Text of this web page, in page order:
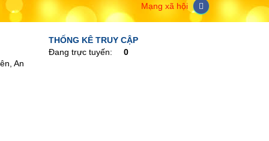
Mạng xã hội
An
THỐNG KÊ TRUY CẬP
Đang trực tuyến:
0